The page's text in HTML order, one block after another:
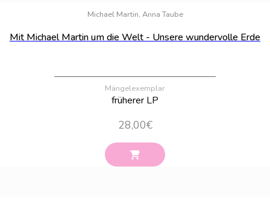
Michael Martin, Anna Taube
Mit Michael Martin um die Welt - Unsere wundervolle Erde
Mängelexemplar
früherer LP
28,00€